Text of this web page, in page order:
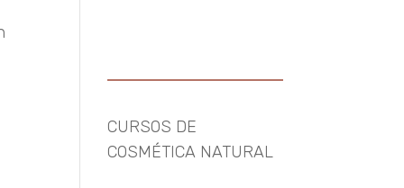
CURSOS DE
COSMÉTICA NATURAL